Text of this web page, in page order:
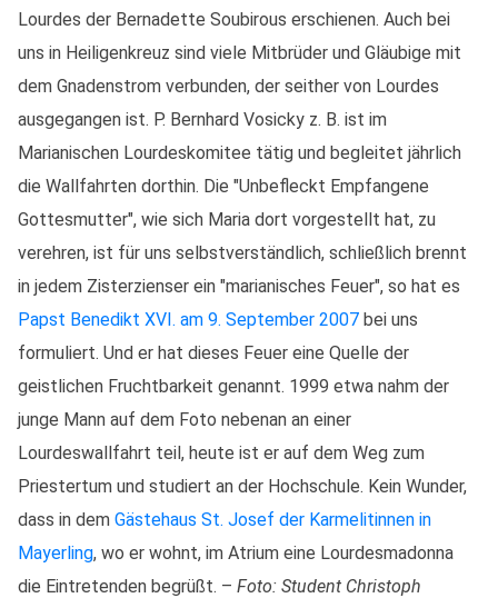
Lourdes der Bernadette Soubirous erschienen. Auch bei
uns in Heiligenkreuz sind viele Mitbrüder und Gläubige mit
dem Gnadenstrom verbunden, der seither von Lourdes
ausgegangen ist. P. Bernhard Vosicky z. B. ist im
Marianischen Lourdeskomitee tätig und begleitet jährlich
die Wallfahrten dorthin. Die "Unbefleckt Empfangene
Gottesmutter", wie sich Maria dort vorgestellt hat, zu
verehren, ist für uns selbstverständlich, schließlich brennt
in jedem Zisterzienser ein "marianisches Feuer", so hat es
Papst Benedikt XVI. am 9. September 2007 bei uns
formuliert. Und er hat dieses Feuer eine Quelle der
geistlichen Fruchtbarkeit genannt. 1999 etwa nahm der
junge Mann auf dem Foto nebenan an einer
Lourdeswallfahrt teil, heute ist er auf dem Weg zum
Priestertum und studiert an der Hochschule. Kein Wunder,
dass in dem Gästehaus St. Josef der Karmelitinnen in
Mayerling, wo er wohnt, im Atrium eine Lourdesmadonna
die Eintretenden begrüßt. – Foto: Student Christoph